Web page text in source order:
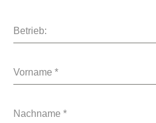
Betrieb:
Vorname*
Nachname*